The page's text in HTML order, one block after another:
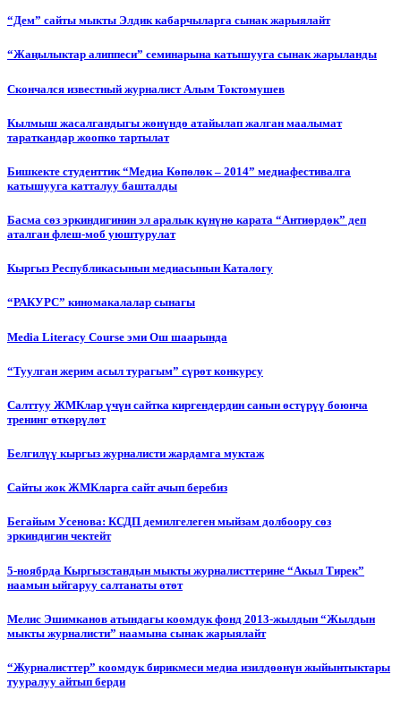
“Дем” сайты мыкты Элдик кабарчыларга сынак жарыялайт
“Жаңылыктар алиппеси” семинарына катышууга сынак жарыланды
Cкончался известный журналист Алым Токтомушев
Кылмыш жасалгандыгы жөнүндө атайылап жалган маалымат
тараткандар жоопко тартылат
Бишкекте студенттик “Медиа Көпөлөк – 2014” медиафестивалга
катышууга катталуу башталды
Басма сөз эркиндигинин эл аралык күнүнө карата “Антиөрдөк” деп
аталган флеш-моб уюштурулат
Кыргыз Республикасынын медиасынын Каталогу
“РАКУРС” киномакалалар сынагы
Media Literacy Сourse эми Ош шаарында
“Туулган жерим асыл турагым” сүрөт конкурсу
Салттуу ЖМКлар үчүн сайтка киргендердин санын өстүрүү боюнча
тренинг өткөрүлөт
Белгилүү кыргыз журналисти жардамга муктаж
Сайты жок ЖМКларга сайт ачып беребиз
Бегайым Усенова: КСДП демилгелеген мыйзам долбоору сөз
эркиндигин чектейт
5-ноябрда Кыргызстандын мыкты журналисттерине “Акыл Тирек”
наамын ыйгаруу салтанаты өтөт
Мелис Эшимканов атындагы коомдук фонд 2013-жылдын “Жылдын
мыкты журналисти” наамына сынак жарыялайт
“Журналисттер” коомдук бирикмеси медиа изилдөөнүн жыйынтыктары
тууралуу айтып берди